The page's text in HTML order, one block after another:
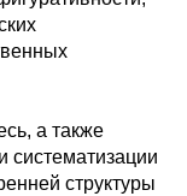
а также
структуры